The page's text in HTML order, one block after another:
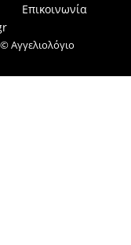
Επικοινωνία
Αγγελιολόγιο